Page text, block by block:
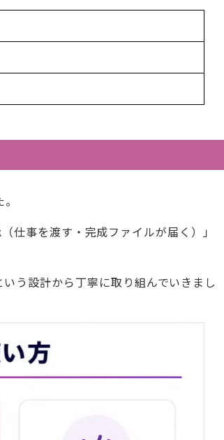
事を渡す・完成ファイルが届く）」
う設計から丁寧に取り組んでいきまし